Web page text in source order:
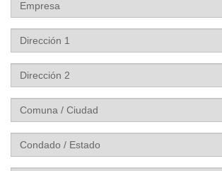
Dirección
1
Dirección
2
Comuna
/
Ciudad
Condado
/
Estado